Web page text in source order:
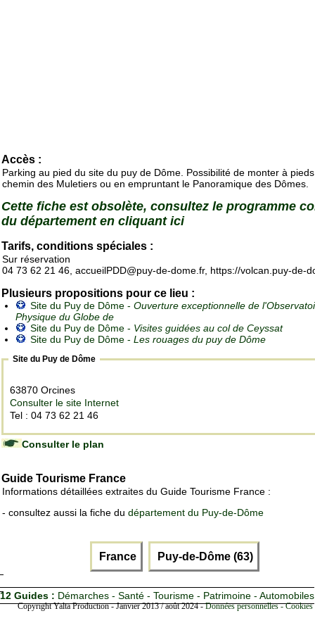
Accès :
Parking au pied du site du puy de Dôme. Possibilité de monter à
chemin des Muletiers ou en empruntant le Panoramique des Dômes.
Cette fiche est obsolète, consultez le programme
du département en cliquant ici
Tarifs, conditions spéciales :
Sur réservation
04 73 62 21 46, accueilPDD@puy-de-dome.fr, https://volcan.puy-de-
Plusieurs propositions pour ce lieu :
Site du Puy de Dôme - Ouverture exceptionnelle de
Physique du Globe de
Site du Puy de Dôme - Visites guidées au col de Ceyssat
Site du Puy de Dôme - Les rouages du puy de Dôme
Site du Puy de Dôme
63870 Orcines
Consulter le site Internet
Tel : 04 73 62 21 46
Consulter le plan
Guide Tourisme France
Informations détaillées extraites du Guide Tourisme France :
- consultez aussi la fiche du département du Puy-de-Dôme
France Puy-de-Dôme (63)
12 Guides : Démarches - Santé - Tourisme - Patrimoine - Automobiles
Copyright Yalta Production - Janvier 2013 / août 2024 -Données personnelles -